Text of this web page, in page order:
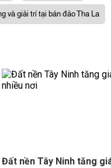
và giải trí tại bán đảo Tha La
Đất nền Tây Ninh tăng